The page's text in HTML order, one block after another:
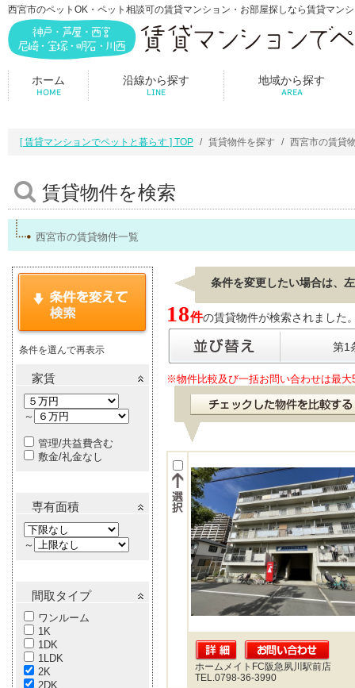
西宮市のペットOK・ペット相談可の賃貸マンション・お部屋探しなら賃貸マン
ホーム
HOME
沿線から探す
LINE
地域から探す
AREA
[ 賃貸マンションでペットと暮らす ] TOP 賃貸物件を探す 西宮市の賃貸
賃貸物件を検索
西宮市の賃貸物件一覧
条件を選んで再表示
家賃
～
管理/共益費含む
敷金/礼金なし
専有面積
～
間取タイプ
ワンルーム
1K
1DK
1LDK
2K
2DK
条件を変更したい場合は、
18件の賃貸物件が検索されました
第1
※物件比較及び一括お問い合わせは最大
ホームメイトFC阪急夙川駅前店
TEL.0798-36-3990